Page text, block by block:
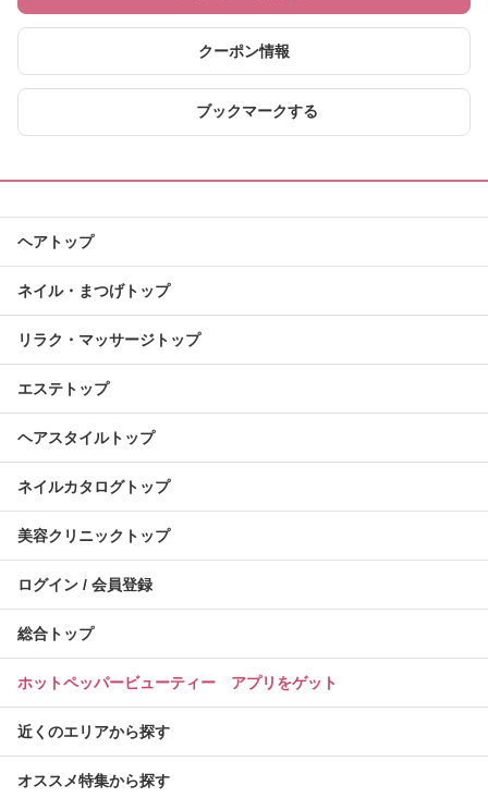
クーポン情報
ブックマークする
ヘアトップ
ネイル・まつげトップ
リラク・マッサージトップ
エステトップ
ヘアスタイルトップ
ネイルカタログトップ
美容クリニックトップ
ログイン / 会員登録
総合トップ
ホットペッパービューティー アプリをゲット
近くのエリアから探す
オススメ特集から探す